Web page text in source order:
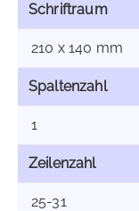
Schriftraum
210 x 140 mm
Spaltenzahl
1
Zeilenzahl
25-31